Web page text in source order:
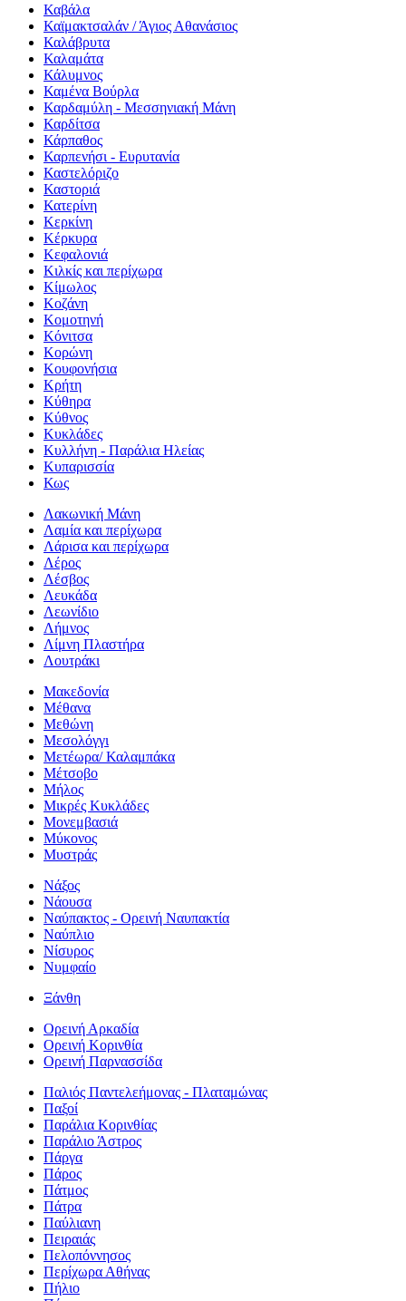
Καβάλα
Καϊμακτσαλάν / Άγιος Αθανάσιος
Καλάβρυτα
Καλαμάτα
Κάλυμνος
Καμένα Βούρλα
Καρδαμύλη - Μεσσηνιακή Μάνη
Καρδίτσα
Κάρπαθος
Καρπενήσι - Ευρυτανία
Καστελόριζο
Καστοριά
Κατερίνη
Κερκίνη
Κέρκυρα
Κεφαλονιά
Κιλκίς και περίχωρα
Κίμωλος
Κοζάνη
Κομοτηνή
Κόνιτσα
Κορώνη
Κουφονήσια
Κρήτη
Κύθηρα
Κύθνος
Κυκλάδες
Κυλλήνη - Παράλια Ηλείας
Κυπαρισσία
Κως
Λακωνική Μάνη
Λαμία και περίχωρα
Λάρισα και περίχωρα
Λέρος
Λέσβος
Λευκάδα
Λεωνίδιο
Λήμνος
Λίμνη Πλαστήρα
Λουτράκι
Μακεδονία
Μέθανα
Μεθώνη
Μεσολόγγι
Μετέωρα/ Καλαμπάκα
Μέτσοβο
Μήλος
Μικρές Κυκλάδες
Μονεμβασιά
Μύκονος
Μυστράς
Νάξος
Νάουσα
Ναύπακτος - Ορεινή Ναυπακτία
Ναύπλιο
Νίσυρος
Νυμφαίο
Ξάνθη
Ορεινή Αρκαδία
Ορεινή Κορινθία
Ορεινή Παρνασσίδα
Παλιός Παντελεήμονας - Πλαταμώνας
Παξοί
Παράλια Κορινθίας
Παράλιο Άστρος
Πάργα
Πάρος
Πάτμος
Πάτρα
Παύλιανη
Πειραιάς
Πελοπόννησος
Περίχωρα Αθήνας
Πήλιο